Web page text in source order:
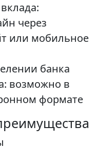
через
или мобильное
банка
возможно в
формате